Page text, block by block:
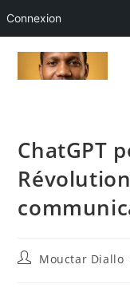
Connexion
ChatGPT
Auteur/autrice
Mouctar Diallo